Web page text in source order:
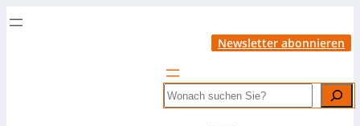
Newsletter abonnieren
Search